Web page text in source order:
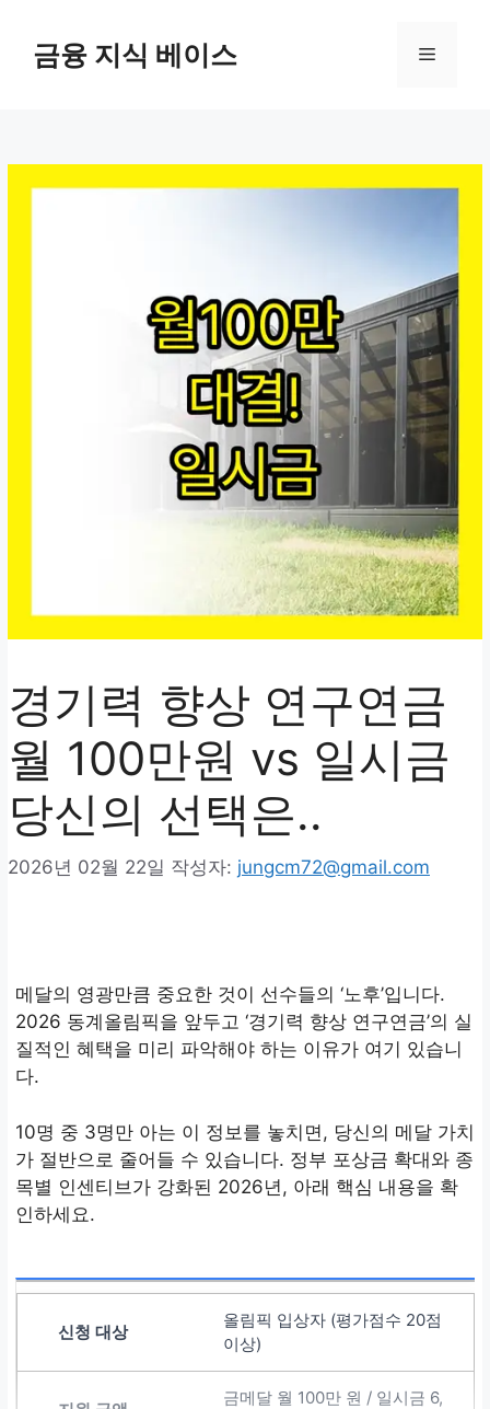
금융 지식 베이스 메
경기력 향상 연구연금
월 100만원 vs 일시금
당신의 선택은..
2026년 02월 22일 작성자: jungcm72@gmail.com
메달의 영광만큼 중요한 것이 선수들의 ‘노후’입니다.
2026 동계올림픽을 앞두고 ‘경기력 향상 연구연금’의 실
질적인 혜택을 미리 파악해야 하는 이유가 여기 있습니
다.
10명 중 3명만 아는 이 정보를 놓치면, 당신의 메달 가치
가 절반으로 줄어들 수 있습니다. 정부 포상금 확대와 종
목별 인센티브가 강화된 2026년, 아래 핵심 내용을 확
인하세요.
올림픽 입상자 (평가점수 20점
이상)
금메달 월 100만 원 / 일시금 6,